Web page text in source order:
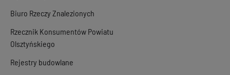
Biuro Rzeczy Znalezionych
Rzecznik Konsumentów Powiatu
Olsztyńskiego
Rejestry budowlane